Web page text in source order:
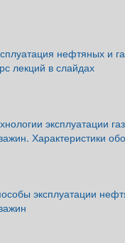
нефтяных и
лекций в слайдах
эксплуатации
Характеристики
эксплуатации